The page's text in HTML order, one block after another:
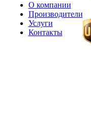
О компании
Производители
Услуги
Контакты